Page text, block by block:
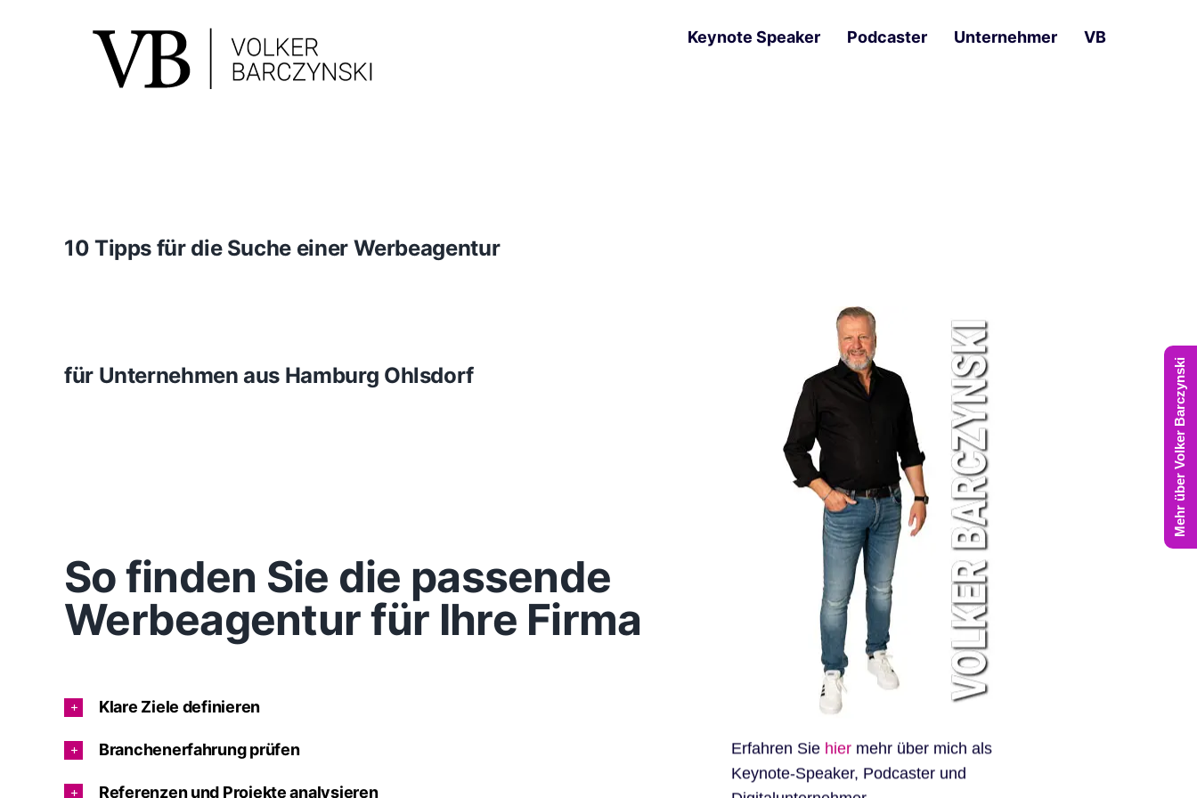
Keynote Speaker Podcaster Unternehmer VB
10 Tipps für die Suche einer Werbeagentur
für Unternehmen aus Hamburg Ohlsdorf
So finden Sie die passende
Werbeagentur für Ihre Firma
Klare Ziele definieren
Branchenerfahrung prüfen
Referenzen und Projekte analysieren
Erfahren Sie hiermehr über mich als
Keynote-Speaker, Podcaster und
Mehr über Volker Barczynski